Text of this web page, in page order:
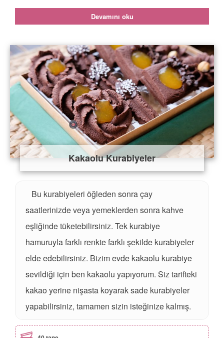
Devamını oku
Kakaolu Kurabiyeler
Bu kurabiyeleri öğleden sonra çay
saatlerinizde veya yemeklerden sonra kahve
eşliğinde tüketebilirsiniz. Tek kurabiye
hamuruyla farklı renkte farklı şekilde kurabiyeler
elde edebilirsiniz. Bizim evde kakaolu kurabiye
sevildiği için ben kakaolu yapıyorum. Siz tarifteki
kakao yerine nişasta koyarak sade kurabiyeler
yapabilirsiniz, tamamen sizin isteğinize kalmış.